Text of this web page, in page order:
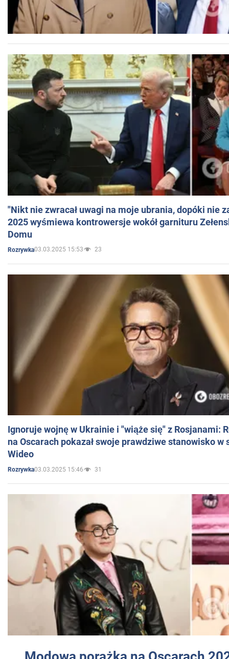
"Nikt nie zwracał uwagi na moje ubrania, dopóki nie
2025 wyśmiewa kontrowersje wokół garnituru
Domu
Rozrywka03.03.2025 15:53 23
Ignoruje wojnę w Ukrainie i "wiąże się" z Rosjanami:
na Oscarach pokazał swoje prawdziwe stanowisko w
Wideo
Rozrywka03.03.2025 15:46 31